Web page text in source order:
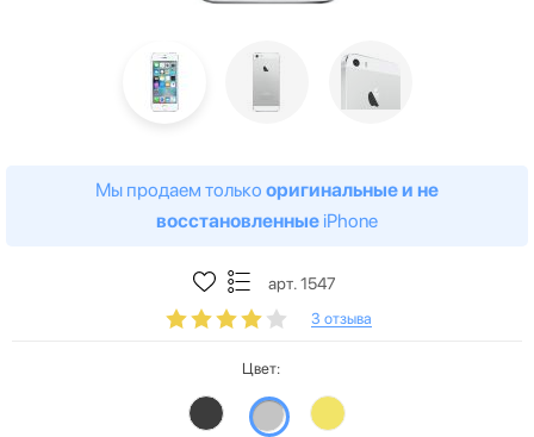
Мы продаем только оригинальные и не
восстановленные iPhone
арт. 1547
3 отзыва
Цвет: